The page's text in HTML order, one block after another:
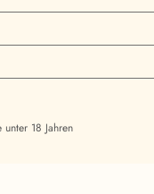
18 Jahren